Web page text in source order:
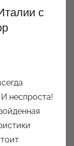
с
неспроста!